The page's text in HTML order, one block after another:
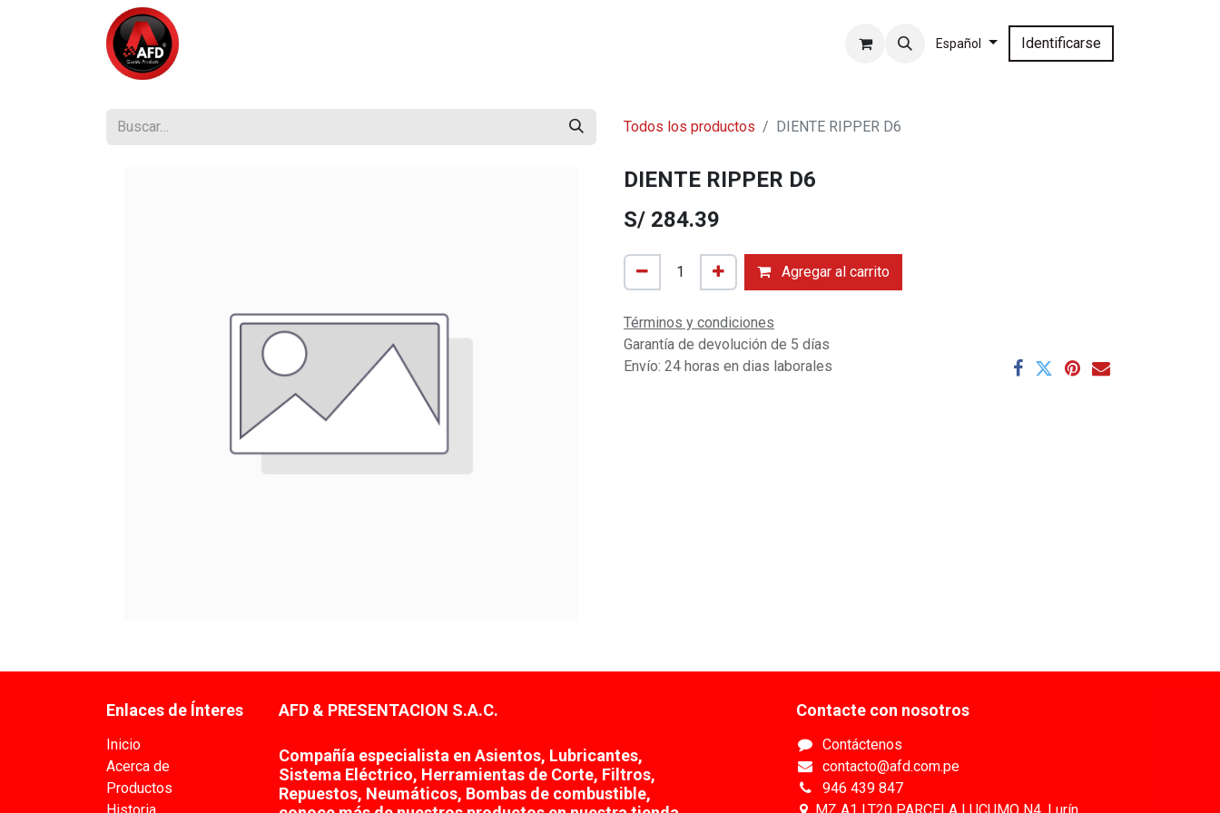
Español Identificarse
Todos los productos DIENTE RIPPER D6
DIENTE RIPPER D6
S/ 284.39
Agregar al carrito
Términos y condiciones
Garantía de devolución de 5 días
Envío: 24 horas en dias laborales
Enlaces de Ínteres
Inicio
Acerca de
Productos
AFD & PRESENTACION S.A.C.
Compañía especialista en Asientos, Lubricantes,
Sistema Eléctrico, Herramientas de Corte, Filtros,
Repuestos, Neumáticos, Bombas de combustible,
Contacte con nosotros
Contáctenos
contacto@afd.com.pe
946 439 847